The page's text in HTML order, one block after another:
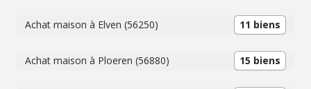
Achat maison à Elven (56250) 11 biens
Achat maison à Ploeren (56880) 15 biens